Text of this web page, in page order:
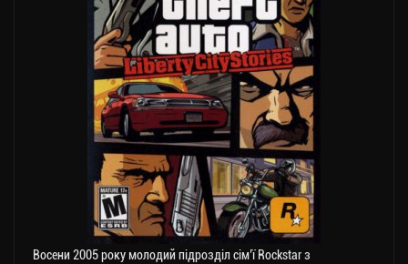
Восени 2005 року молодий підрозділ сім’ї Rockstar з